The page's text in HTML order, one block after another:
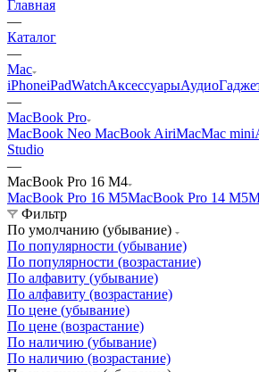
Главная
—
Каталог
—
Mac
iPhoneiPadWatchАксессуарыАудио
—
MacBook Pro
MacBook Neo MacBook AiriMacMac mini
Studio
—
MacBook Pro 16 M4
MacBook Pro 16 M5MacBook Pro 14 M5
Фильтр
По умолчанию (убывание)
По популярности (убывание)
По популярности (возрастание)
По алфавиту (убывание)
По алфавиту (возрастание)
По цене (убывание)
По цене (возрастание)
По наличию (убывание)
По наличию (возрастание)